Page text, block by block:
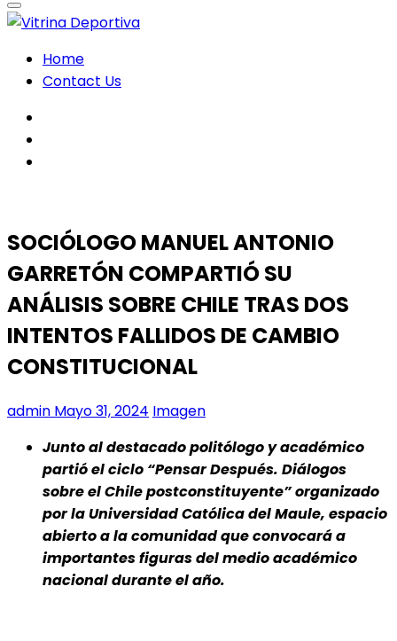
Home
Contact Us
SOCIÓLOGO MANUEL ANTONIO
GARRETÓN COMPARTIÓ SU
ANÁLISIS SOBRE CHILE TRAS DOS
INTENTOS FALLIDOS DE CAMBIO
CONSTITUCIONAL
admin Mayo 31, 2024 Imagen
Junto al destacado politólogo y académico
partió el ciclo “Pensar Después. Diálogos
sobre el Chile postconstituyente” organizado
por la Universidad Católica del Maule, espacio
abierto a la comunidad que convocará a
importantes figuras del medio académico
nacional durante el año.